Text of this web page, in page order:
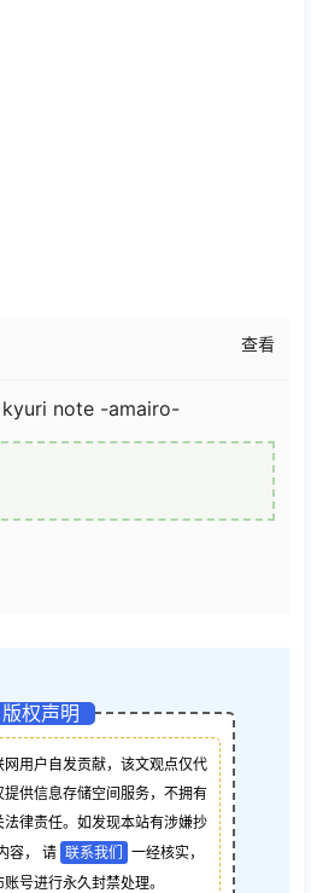
查看
note -amairo-
版权声明
用户自发贡献，该文观点仅代
供信息存储空间服务，不拥有
律责任。如发现本站有涉嫌抄
容， 请 联系我们 一经核实，
号进行永久封禁处理。